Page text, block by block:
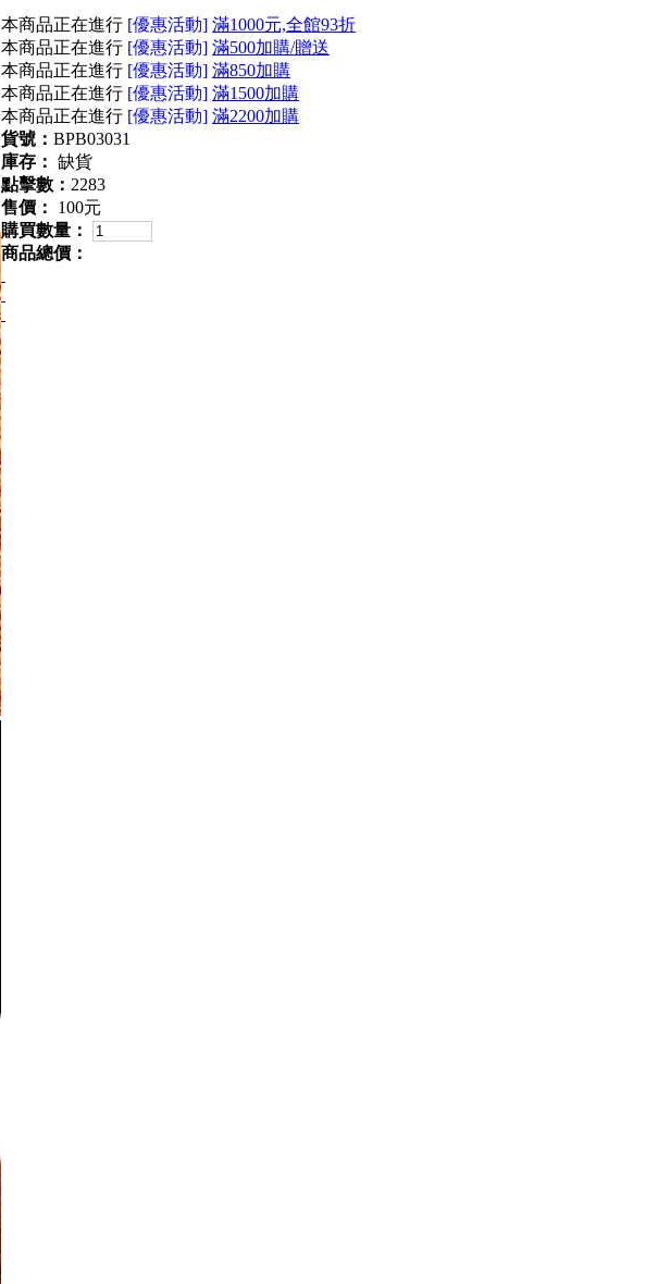
本商品正在進行 [優惠活動] 滿1000元,全館93折
本商品正在進行 [優惠活動] 滿500加購/贈送
本商品正在進行 [優惠活動] 滿850加購
本商品正在進行 [優惠活動] 滿1500加購
本商品正在進行 [優惠活動] 滿2200加購
貨號： BPB03031
庫存： 缺貨
點擊數： 2283
售價：
100元
購買數量：
商品總價：